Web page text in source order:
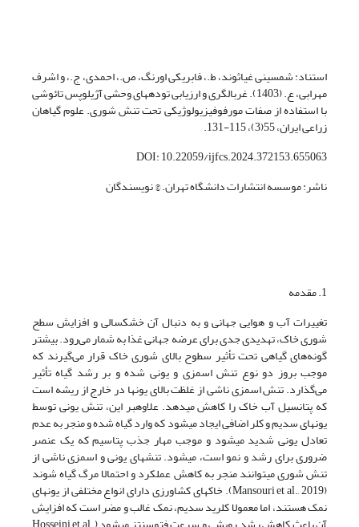
استناد: شمسینی غیاثوند، ط.، فابریکی اورنگ، ص.، احمدی، ج.، و اشرف
مهرابی، ع. (1403). غربالگری و ارزیابی تودههای وحشی آژیلوپس تائوشی
با استفاده از صفات مورفوفیزیولوژیکی تحت تنش شوری. علوم گیاهان
زراعی ایران، 55(3)، 115-131.
DOI: 10.22059/ijfcs.2024.372153.655063
ناشر: موسسه انتشارات دانشگاه تهران. © نویسندگان
1. مقدمه
تغییرات آب و هوایی جهانی و به دنبال آن خشکسالی و افزایش سطح
شوری خاک، تهدیدی جدی برای عرضه جهانی غذا به شمار می‌رود. بیشتر
گونه‌های گیاهی تحت تأثیر سطوح بالای شوری خاک قرار می‌گیرند که
موجب بروز دو نوع تنش اسمزی و یونی شده و بر رشد گیاه تأثیر
می‌گذارد. تنش اسمزی ناشی از غلظت بالای یونها در خارج از ریشه است
که پتانسیل آب خاک را کاهش میدهد. علاوهبر این، تنش یونی توسط
یونهای سدیم و کلر اضافی ایجاد میشود که وارد گیاه شده و منجر به عدم
تعادل یونی شدید میشود و موجب مهار جذب پتاسیم که یک عنصر
ضروری برای رشد و نمو است، میشود. تنشهای یونی و اسمزی ناشی از
تنش شوری میتوانند منجر به کاهش عملکرد و احتمالا مرگ گیاه شوند
(Mansouri et al., 2019). خاکهای کشاورزی دارای انواع مختلفی از یونهای
نمک هستند، اما معمولا کلرید سدیم، نمک غالب و مضر است که افزایش